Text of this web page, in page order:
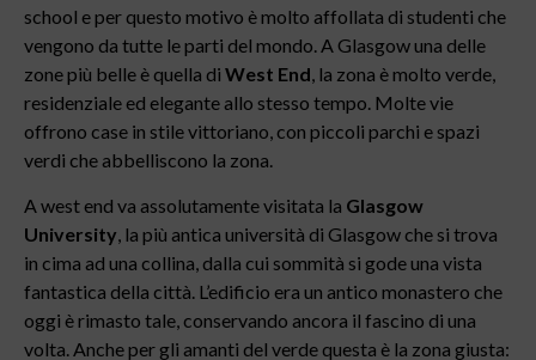
school e per questo motivo è molto affollata di studenti che
vengono da tutte le parti del mondo. A Glasgow una delle
zone più belle è quella di West End, la zona è molto verde,
residenziale ed elegante allo stesso tempo. Molte vie
offrono case in stile vittoriano, con piccoli parchi e spazi
verdi che abbelliscono la zona.
A west end va assolutamente visitata la Glasgow
University, la più antica università di Glasgow che si trova
in cima ad una collina, dalla cui sommità si gode una vista
fantastica della città. L’edificio era un antico monastero che
oggi è rimasto tale, conservando ancora il fascino di una
volta. Anche per gli amanti del verde questa è la zona giusta: